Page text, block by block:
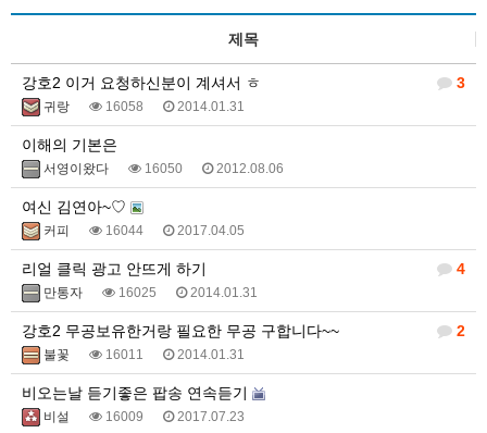
제목
3
강호2 이거 요청하신분이 계셔서 ㅎ
귀랑 16058 2014.01.31
이해의 기본은
서영이왔다 16050 2012.08.06
여신 김연아~♡
커피 16044 2017.04.05
4
리얼 클릭 광고 안뜨게 하기
만통자 16025 2014.01.31
2
강호2 무공보유한거랑 필요한 무공 구합니다~~
불꽃 16011 2014.01.31
비오는날 듣기좋은 팝송 연속듣기
비설 16009 2017.07.23